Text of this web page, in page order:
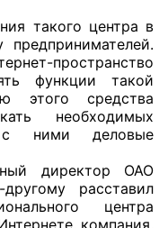
центра в
пространство
функции такой
этого средства
необходимых
с ними деловые
директор ОАО
расставил
центра
компания,